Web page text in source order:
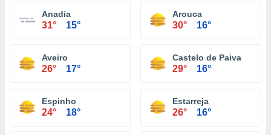
Anadia
31° 15°
Arouca
30° 16°
Aveiro
26° 17°
Castelo de Paiva
29° 16°
Espinho
24° 18°
Estarreja
26° 16°